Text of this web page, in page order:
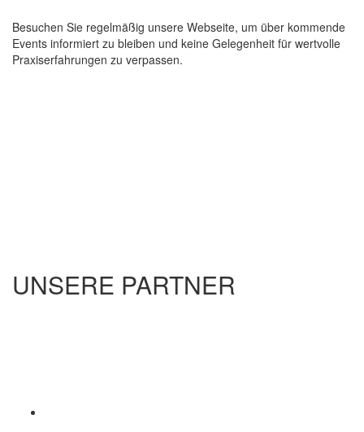
Besuchen Sie regelmäßig unsere Webseite, um über kommende
Events informiert zu bleiben und keine Gelegenheit für wertvolle
Praxiserfahrungen zu verpassen.
UNSERE PARTNER